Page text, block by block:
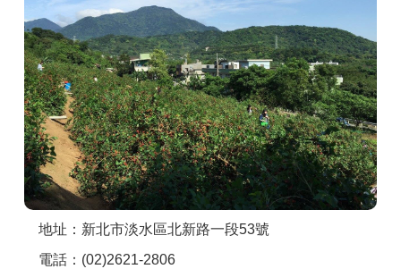
討論區
聯絡我們
APP下載
地址：新北市淡水區北新路一段53號
電話：(02)2621-2806